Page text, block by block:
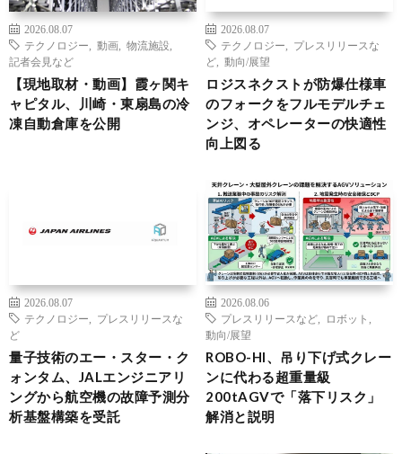
2026.08.07
テクノロジー
動画 物流施設
記者会見など
【現地取材・動画】霞ヶ関キ
ャピタル、川崎・東扇島の冷
凍自動倉庫を公開
2026.08.07
テクノロジー
プレスリリースな
ど
動向/展望
ロジスネクストが防爆仕様車
のフォークをフルモデルチェ
ンジ、オペレーターの快適性
向上図る
2026.08.07
テクノロジー
プレスリリースな
ど
量子技術のエー・スター・ク
ォンタム、JALエンジニアリ
ングから航空機の故障予測分
析基盤構築を受託
2026.08.06
プレスリリースなど
ロボット
動向/展望
ROBO-HI、吊り下げ式クレー
ンに代わる超重量級
200tAGVで「落下リスク」
解消と説明